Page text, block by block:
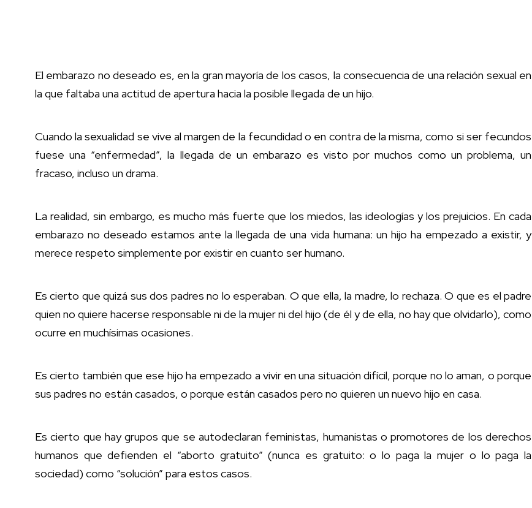
El embarazo no deseado es, en la gran mayoría de los casos, la consecuencia de una relación sexual en
la que faltaba una actitud de apertura hacia la posible llegada de un hijo.
Cuando la sexualidad se vive al margen de la fecundidad o en contra de la misma, como si ser fecundos
fuese una “enfermedad”, la llegada de un embarazo es visto por muchos como un problema, un
fracaso, incluso un drama.
La realidad, sin embargo, es mucho más fuerte que los miedos, las ideologías y los prejuicios. En cada
embarazo no deseado estamos ante la llegada de una vida humana: un hijo ha empezado a existir, y
merece respeto simplemente por existir en cuanto ser humano.
Es cierto que quizá sus dos padres no lo esperaban. O que ella, la madre, lo rechaza. O que es el padre
quien no quiere hacerse responsable ni de la mujer ni del hijo (de él y de ella, no hay que olvidarlo), como
ocurre en muchísimas ocasiones.
Es cierto también que ese hijo ha empezado a vivir en una situación difícil, porque no lo aman, o porque
sus padres no están casados, o porque están casados pero no quieren un nuevo hijo en casa.
Es cierto que hay grupos que se autodeclaran feministas, humanistas o promotores de los derechos
humanos que defienden el “aborto gratuito” (nunca es gratuito: o lo paga la mujer o lo paga la
sociedad) como “solución” para estos casos.